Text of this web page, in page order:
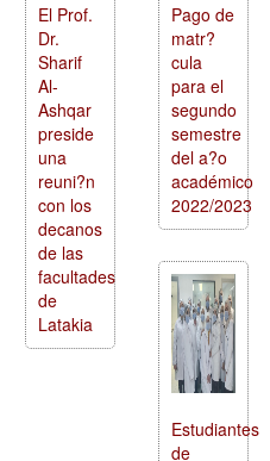
El Prof.
Dr.
Sharif
Al-
Ashqar
preside
una
reuni?n
con los
decanos
de las
facultades
de
Latakia
Pago de
matr?
cula
para el
segundo
semestre
del a?o
académico
2022/2023
Estudiantes
de